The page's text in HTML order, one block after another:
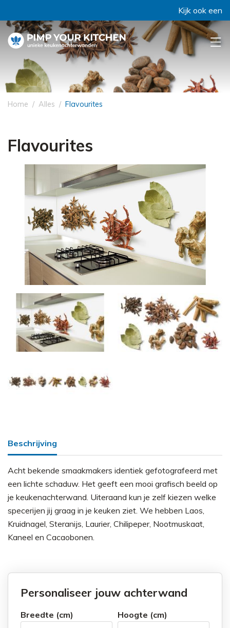
Kijk ook eens bij
Home Alles Flavourites
Flavourites
Beschrijving
Acht bekende smaakmakers identiek gefotografeerd met
een lichte schaduw. Het geeft een mooi grafisch beeld op
je keukenachterwand. Uiteraand kun je zelf kiezen welke
specerijen jij graag in je keuken ziet. We hebben Laos,
Kruidnagel, Steranijs, Laurier, Chilipeper, Nootmuskaat,
Kaneel en Cacaobonen.
Personaliseer jouw achterwand
Breedte (cm) Hoogte (cm)